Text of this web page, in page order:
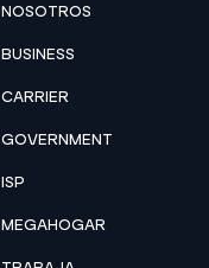
NOSOTROS
BUSINESS
CARRIER
GOVERNMENT
ISP
MEGAHOGAR